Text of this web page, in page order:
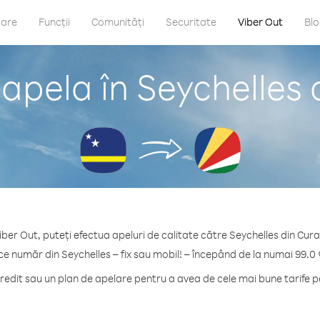
Funcții Comunități Securitate Viber Out
în Seychelles
Out, puteți efectua apeluri de calitate către Seychelles din
număr din Seychelles – fix sau mobil! – începând de la numai 99.0
sau un plan de apelare pentru a avea de cele mai bune tarife